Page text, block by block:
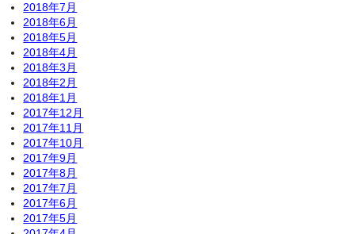
2018年7月
2018年6月
2018年5月
2018年4月
2018年3月
2018年2月
2018年1月
2017年12月
2017年11月
2017年10月
2017年9月
2017年8月
2017年7月
2017年6月
2017年5月